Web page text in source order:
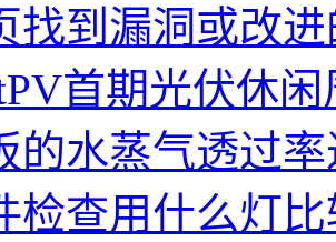
找到漏洞或改
首期光伏休
的水蒸气透过
检查用什么灯